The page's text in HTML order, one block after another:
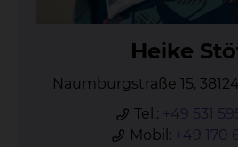
Hei­ke
Naumburgstraße 15,
Tel.: +49 531
Mobil: +49 170